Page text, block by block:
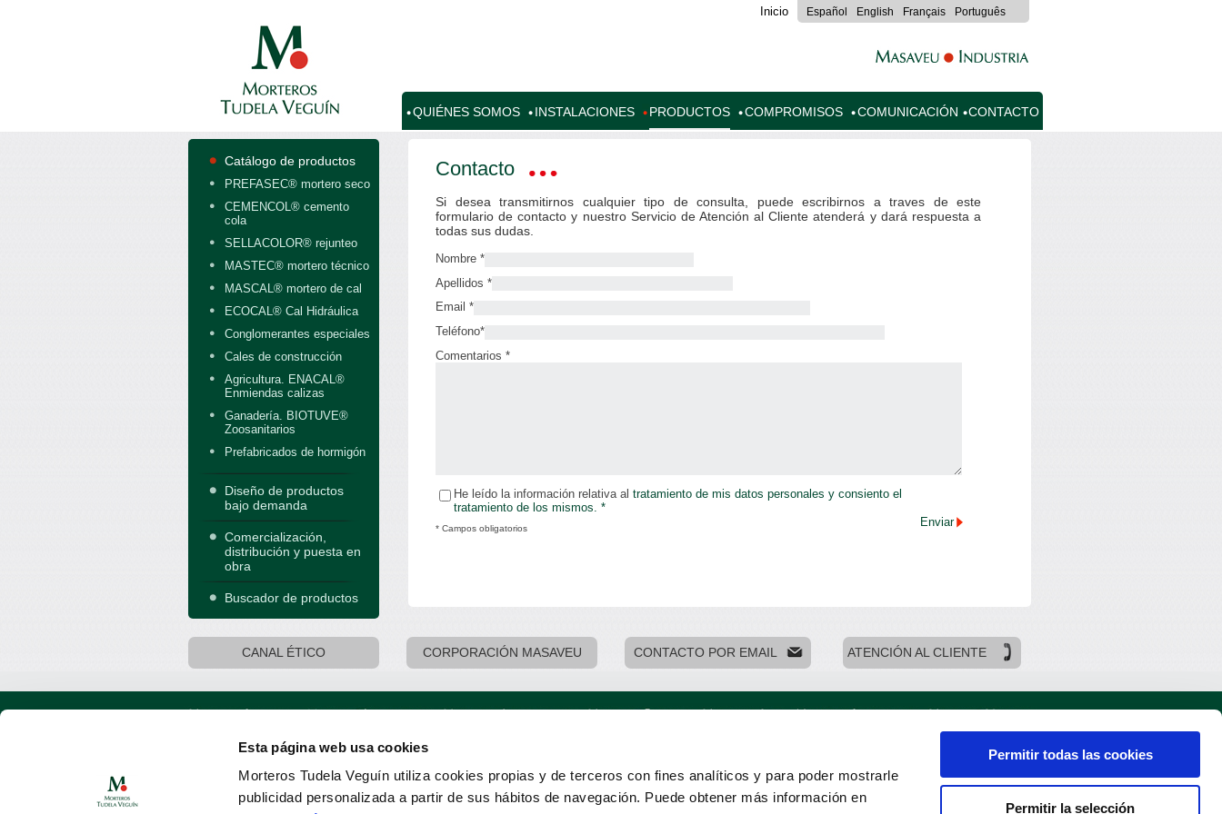
Esta página web usa cookies
Morteros Tudela Veguín utiliza cookies propias y de terceros con fines analíticos y para poder mostrarle
publicidad personalizada a partir de sus hábitos de navegación. Puede obtener más información en
Permitir todas las cookies
Permitir la selección
Español English Français Português
Inicio
QUIÉNES SOMOS INSTALACIONES PRODUCTOS COMPROMISOS COMUNICACIÓN CONTACTO
Catálogo de productos
PREFASEC® mortero seco
CEMENCOL® cemento
cola
SELLACOLOR® rejunteo
MASTEC® mortero técnico
MASCAL® mortero de cal
ECOCAL® Cal Hidráulica
Conglomerantes especiales
Cales de construcción
Agricultura. ENACAL®
Enmiendas calizas
Ganadería. BIOTUVE®
Zoosanitarios
Prefabricados de hormigón
Diseño de productos
bajo demanda
Comercialización,
distribución y puesta en
obra
Buscador de productos
Contacto
Si desea transmitirnos cualquier tipo de consulta, puede escribirnos a traves de este
formulario de contacto y nuestro Servicio de Atención al Cliente atenderá y dará respuesta a
todas sus dudas.
Nombre *
Apellidos *
Email *
Teléfono*
Comentarios *
He leído la información relativa al tratamiento de mis datos personales y consiento el
tratamiento de los mismos. *
* Campos obligatorios
CANAL ÉTICO CORPORACIÓN MASAVEU CONTACTO POR EMAIL ATENCIÓN AL CLIENTE
Oficinas centrales: Calle Argüelles, 25 · 33003 · Oviedo